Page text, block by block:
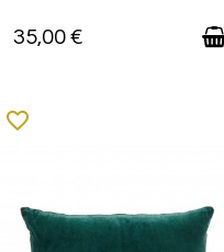
35,00 €
favorite_border